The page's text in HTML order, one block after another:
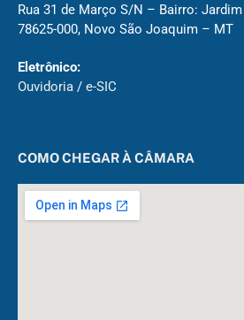
Rua 31 de Março S/N – Bairro:
78625-000, Novo São Joaquim – MT
Eletrônico:
Ouvidoria / e-SIC
COMO CHEGAR À CÂMARA